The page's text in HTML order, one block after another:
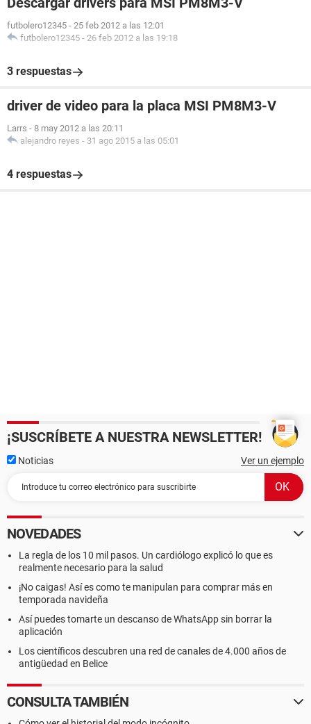
futbolero12345 - 25 feb 2012 a las 12:01
futbolero12345 - 26 feb 2012 a las 19:18
3 respuestas
driver de video para la placa MSI PM8M3-V
Larrs - 8 may 2012 a las 20:11
alejandro reyes - 31 ago 2015 a las 05:01
4 respuestas
¡SUSCRÍBETE A NUESTRA NEWSLETTER!
Noticias Ver un ejemplo
NOVEDADES
La regla de los 10 mil pasos. Un cardiólogo explicó lo que es
realmente necesario para la salud
¡No caigas! Así es como te manipulan para comprar más en
temporada navideña
Así puedes tomarte un descanso de WhatsApp sin borrar la
aplicación
Los científicos descubren una red de canales de 4.000 años de
antigüedad en Belice
CONSULTA TAMBIÉN